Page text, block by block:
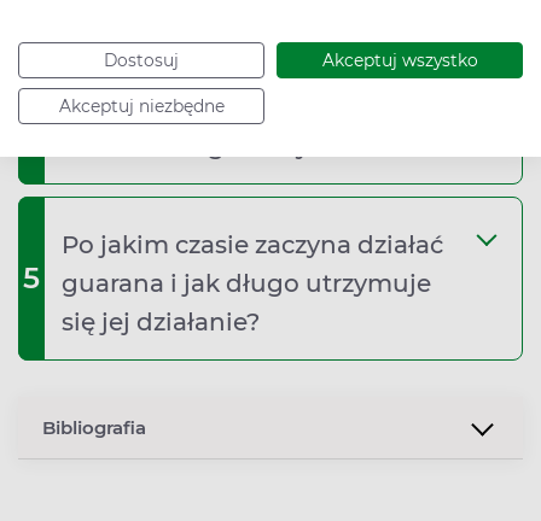
Dostosuj Akceptuj wszystko
Akceptuj niezbędne
4
Czy można pić kawę podczas
5
Po jakim czasie zaczyna działać
guarana i jak długo utrzymuje
się jej działanie?
Bibliografia